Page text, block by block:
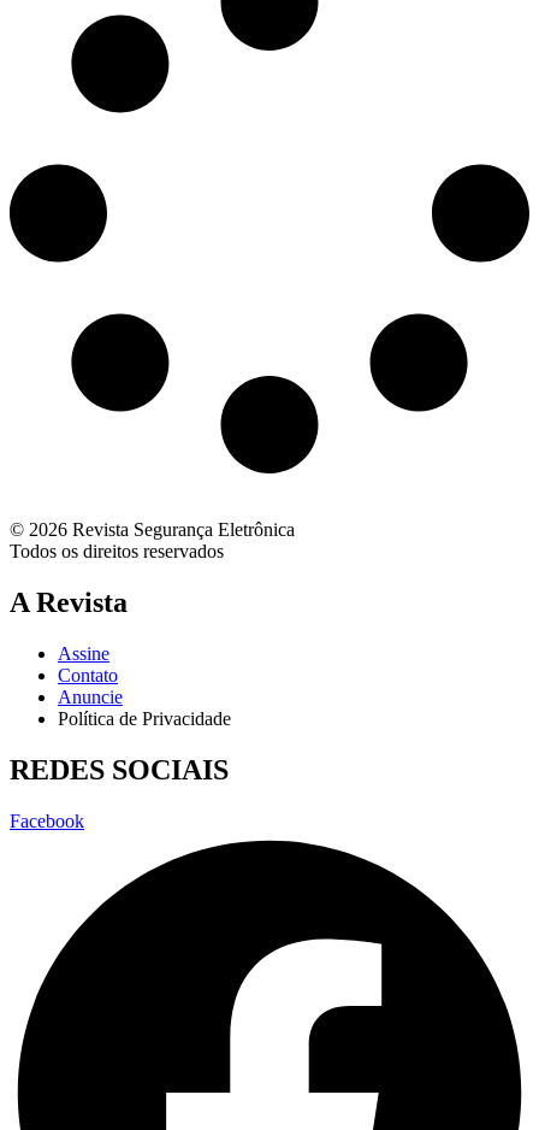
© 2026 Revista Segurança Eletrônica
Todos os direitos reservados
A Revista
Assine
Contato
Anuncie
Política de Privacidade
REDES SOCIAIS
Facebook